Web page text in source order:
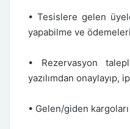
• Tesislere gelen
yapabilme ve
• Rezervasyon
yazılımdan onaylayıp,
• Gelen/giden